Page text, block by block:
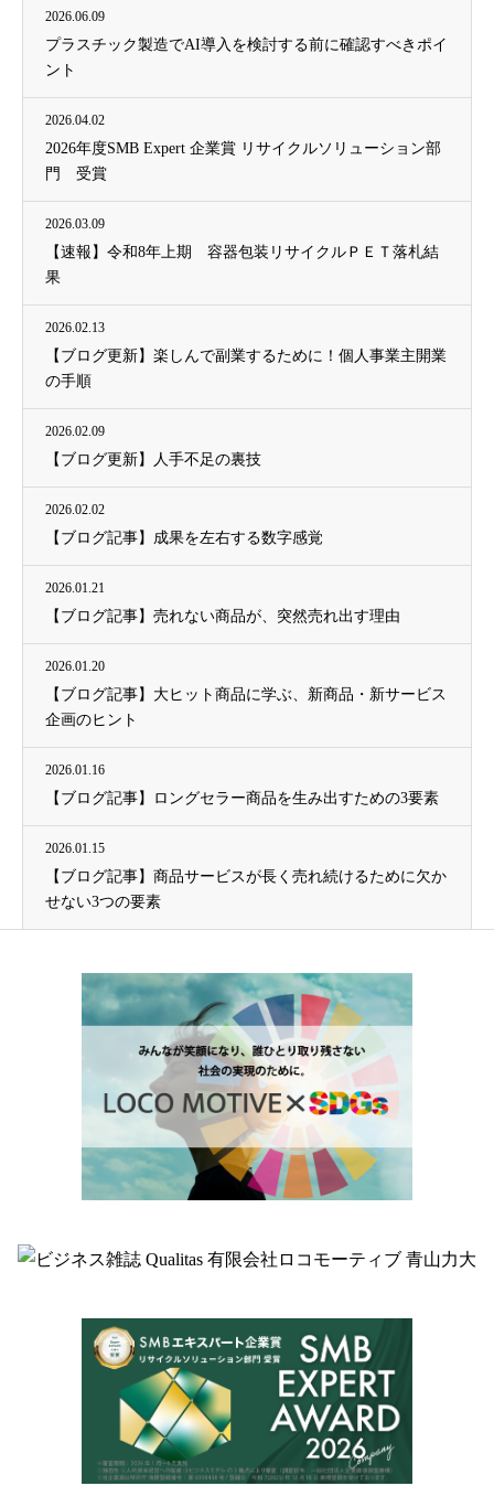
2026.06.09
プラスチック製造でAI導入を検討する前に確認すべきポイ
ント
2026.04.02
2026年度SMB Expert 企業賞 リサイクルソリューション部
門 受賞
2026.03.09
【速報】令和8年上期 容器包装リサイクルＰＥＴ落札結
果
2026.02.13
【ブログ更新】楽しんで副業するために！個人事業主開業
の手順
2026.02.09
【ブログ更新】人手不足の裏技
2026.02.02
【ブログ記事】成果を左右する数字感覚
2026.01.21
【ブログ記事】売れない商品が、突然売れ出す理由
2026.01.20
【ブログ記事】大ヒット商品に学ぶ、新商品・新サービス
企画のヒント
2026.01.16
【ブログ記事】ロングセラー商品を生み出すための3要素
2026.01.15
【ブログ記事】商品サービスが長く売れ続けるために欠か
せない3つの要素